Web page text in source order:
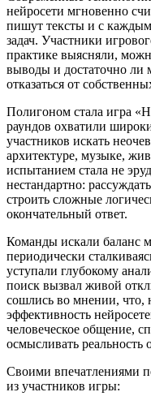
нейросети мгновенно
пишут тексты и с
задач. Участники
практике выясняли,
выводы и достаточно
отказаться от
Полигоном стала игра
раундов охватили
участников искать
архитектуре, музыке,
испытанием стала не
нестандартно:
строить сложные
окончательный ответ.
Команды искали баланс
периодически
уступали глубокому
поиск вызвал живой
сошлись во мнении, что,
эффективность
человеческое общение,
осмысливать
Своими впечатлениями
из участников игры: